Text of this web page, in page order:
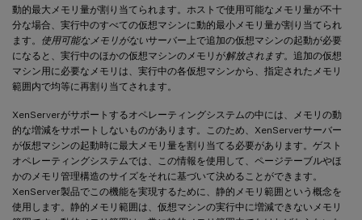
動的最大メモリ量が割り当てられます。ホストで使用可能なメモリ量が不十
分な場合、実行中のすべての仮想マシンに動的最小メモリ量が割り当てられ
ます。 使用可能なメモリがないサーバー上で追加の仮想マシンの起動が必要
になると、実行中のほかの仮想マシンのメモリが解放されます。追加の仮想
マシン用に必要なメモリは、実行中の各仮想マシンから、指定されたメモリ
範囲内で均等に再割り当てされます。
XenServerがサポートするオペレーティングシステムの中には、メモリの動
的な増減をサポートしないものがあります。このため、XenServerサーバー
が仮想マシンの起動時に最大メモリ量を割り当てる必要があります。ゲスト
オペレーティングシステムでは、この情報を使用して、ページテーブルやほ
かのメモリ管理構造のサイズをそれに基づいて決めることができます。
XenServer製品でこの機能を実現するために、静的メモリ範囲という概念を
使用します。静的メモリ範囲は、仮想マシンの実行中に増減できないメモリ